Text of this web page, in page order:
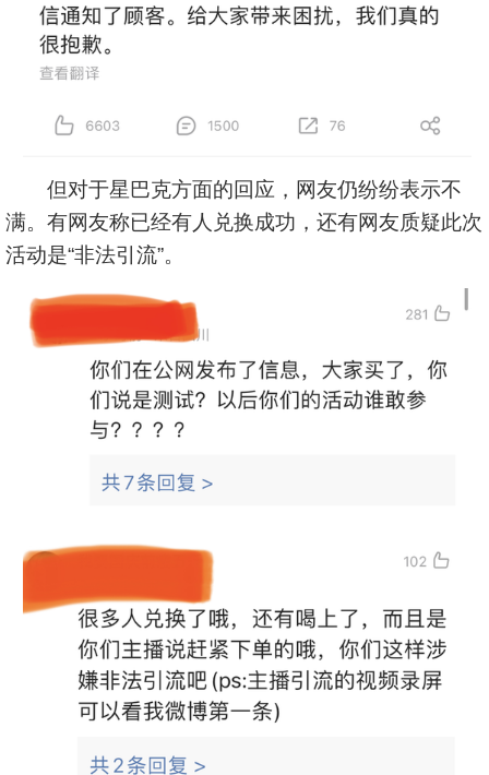
但对于星巴克方面的回应，网友仍纷纷表示不
满。有网友称已经有人兑换成功，还有网友质疑此次
活动是“非法引流”。